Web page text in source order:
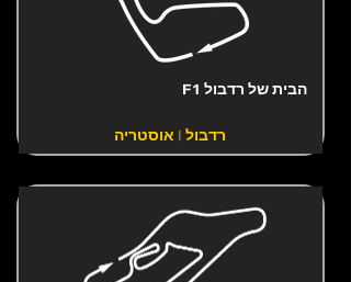
הבית של רדבול F1
רדבול | אוסטריה